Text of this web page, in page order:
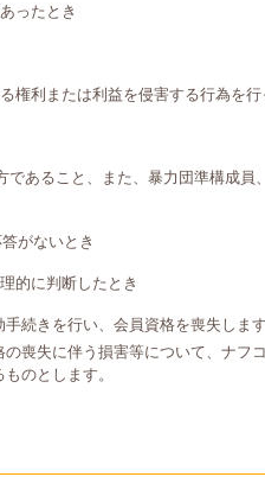
ったとき
権利または利益を侵害する行為を行
あること、また、暴力団準構成
がないとき
的に判断したとき
続きを行い、会員資格を喪失します
喪失に伴う損害等について、ナフ
のとします。